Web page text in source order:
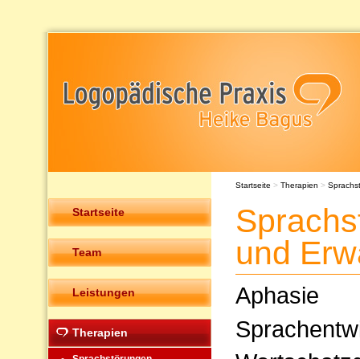
Startseite
Team
Leistungen
Therapien
Startseite > Therapien >
und
Aphasie